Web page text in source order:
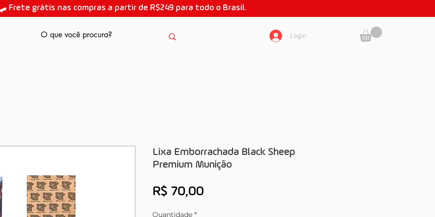
Frete grátis nas compras a partir de R$249 para todo o Brasil.
Login
Lixa Emborrachada Black Sheep
Premium Munição
R$ 70,00
Quantidade *